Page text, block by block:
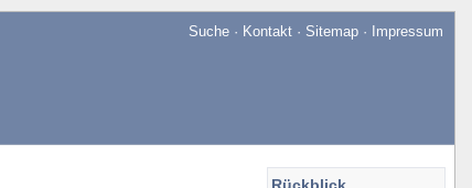
Suche · Kontakt · Sitemap · Impressum
Rückblick